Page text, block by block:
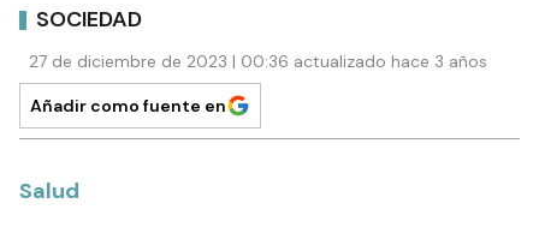
SOCIEDAD
27 de diciembre de 2023 | 00:36 actualizado hace 3 años
Añadir como fuente en
Salud